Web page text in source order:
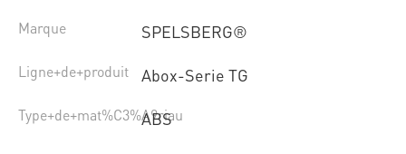
Marque SPELSBERG®
Ligne+de+produit Abox-Serie TG
Type+de+mat%C3%A9riau
ABS